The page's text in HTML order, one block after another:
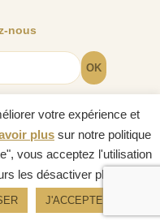
nous
Tous droits réservés.
votre expérience et
plus sur notre politique
vous acceptez l'utilisation
les désactiver plus tard.
J'ACCEPTE
Français